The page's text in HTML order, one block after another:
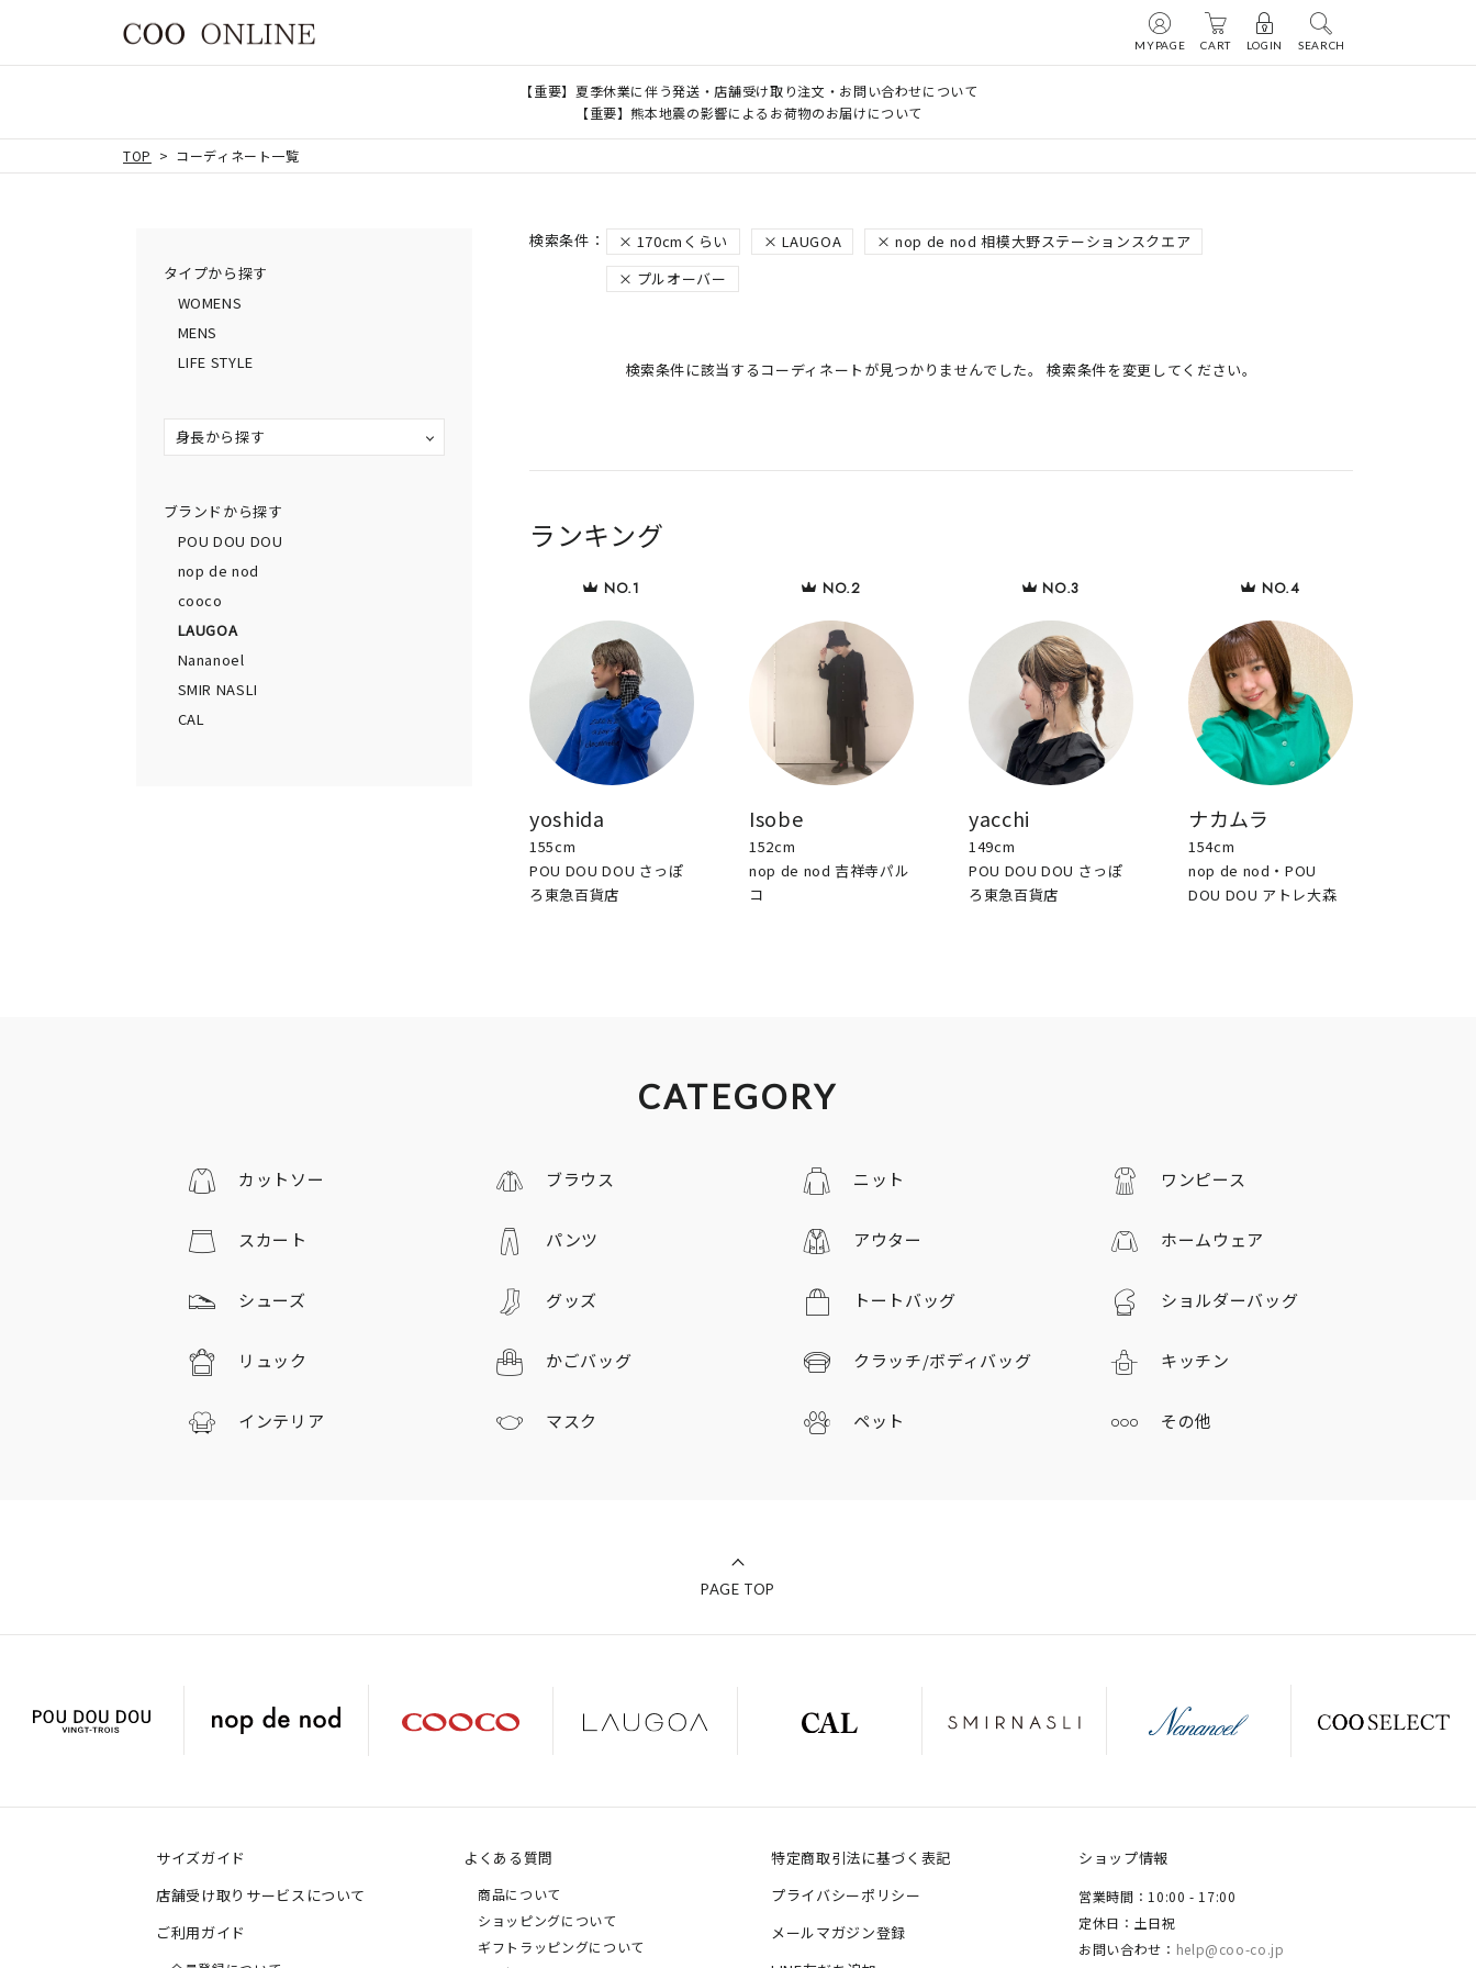
MYPAGE CART LOGIN SEARCH
【重要】夏季休業に伴う発送・店舗受け取り注文・お問い合わせについて
【重要】熊本地震の影響によるお荷物のお届けについて
TOP コーディネート一覧
タイプから探す
WOMENS
MENS
LIFE STYLE
身長から探す
ブランドから探す
POU DOU DOU
nop de nod
cooco
LAUGOA
Nananoel
SMIR NASLI
CAL
170cmくらい LAUGOA
nop de nod 相模大野ステーションスクエア
プルオーバー
検索条件に該当するコーディネートが見つかりませんでした。 検索条件を変更してください。
ランキング
yoshida
155cm
POU DOU DOU さっぽ
ろ東急百貨店
Isobe
152cm
nop de nod 吉祥寺パル
コ
yacchi
149cm
POU DOU DOU さっぽ
ろ東急百貨店
ナカムラ
154cm
nop de nod・POU
DOU DOU アトレ大森
CATEGORY
カットソー ブラウス ニット ワンピース
スカート パンツ アウター ホームウェア
シューズ グッズ トートバッグ ショルダーバッグ
リュック かごバッグ クラッチ/ボディバッグ キッチン
インテリア マスク ペット その他
PAGE TOP
サイズガイド
店舗受け取りサービスについて
ご利用ガイド
よくある質問
商品について
ショッピングについて
ギフトラッピングについて
特定商取引法に基づく表記
プライバシーポリシー
メールマガジン登録
ショップ情報
営業時間：10:00 - 17:00
定休日：土日祝
お問い合わせ： help@coo-co.jp